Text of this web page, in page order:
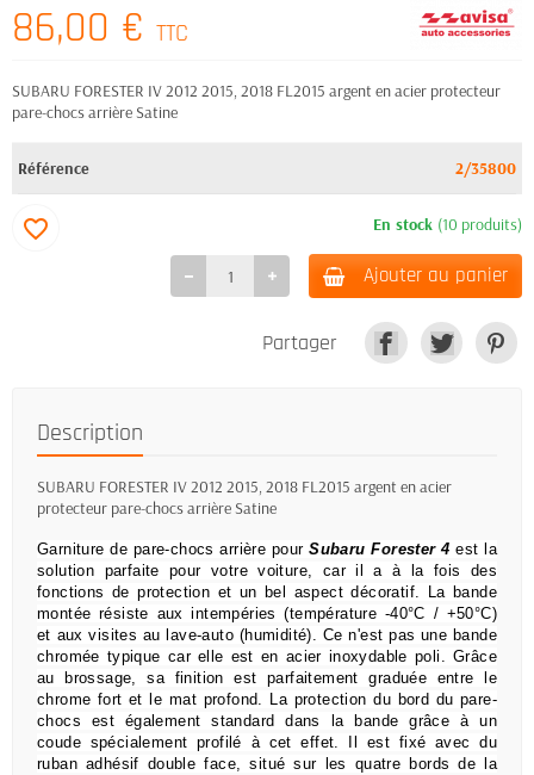
86,00 € TTC
SUBARU FORESTER IV 2012 2015, 2018 FL2015 argent en acier protecteur
pare-chocs arrière Satine
Référence 2/35800
En stock (10 produits)
Ajouter au panier
favorite_border
Partager
Description
SUBARU FORESTER IV 2012 2015, 2018 FL2015 argent en acier
protecteur pare-chocs arrière Satine
Garniture de pare-chocs arrière pourSubaru Forester 4 est la
solution parfaite pour votre voiture, car il a à la fois des
fonctions de protection et un bel aspect décoratif.
La bande
montée résiste aux intempéries (température -40°C / +50°C)
et aux visites au lave-auto (humidité). Ce n'est pas une bande
chromée typique car elle est en acier inoxydable poli. Grâce
au brossage, sa finition est parfaitement graduée entre le
chrome fort et le mat profond. La protection du bord du pare-
chocs est également standard dans la bande grâce à un
coude spécialement profilé à cet effet.
Il est fixé avec du
ruban adhésif double face, situé sur les quatre bords de la